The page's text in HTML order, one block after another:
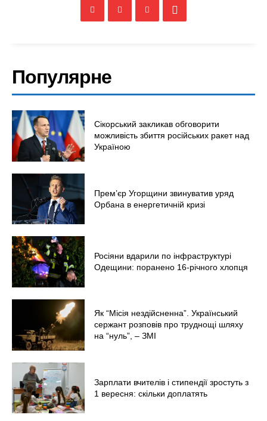
Технології
Війна
Популярне
Сікорський закликав обговорити
можливість збиття російських ракет над
Україною
Прем’єр Угорщини звинуватив уряд
Орбана в енергетичній кризі
Росіяни вдарили по інфраструктурі
Одещини: поранено 16-річного хлопця
Як “Місія нездійсненна”. Український
сержант розповів про труднощі шляху
на “нуль”, – ЗМІ
Зарплати вчителів і стипендії зростуть з
1 вересня: скільки доплатять